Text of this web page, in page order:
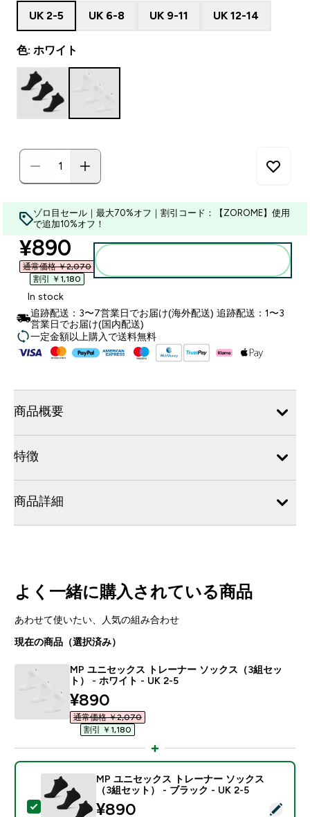
UK 2-5 UK 6-8 UK 9-11 UK 12-14
色: ホワイト
ゾロ目セール｜最大70%オフ｜割引コード：【ZOROME】使用
で追加10%オフ！
discounted price
¥890‎
通常価格 ￥2,070‎
割引 ￥1,180‎
In stock
追跡配送：3〜7営業日でお届け(海外配送) 追跡配送：1〜3
営業日でお届け(国内配送)
一定金額以上購入で送料無料
商品概要
特徴
商品詳細
よく一緒に購入されている商品
あわせて使いたい、人気の組み合わせ
現在の商品（選択済み）
MP ユニセックス トレーナー ソックス（3組セッ
ト） - ホワイト - UK 2-5
discounted price
¥890‎
通常価格 ￥2,070‎
割引 ￥1,180‎
この商品を選択 - MP ユニセックス トレーナー ソッ
MP ユニセックス トレーナー ソックス
（3組セット） - ブラック - UK 2-5
discounted price
¥890‎